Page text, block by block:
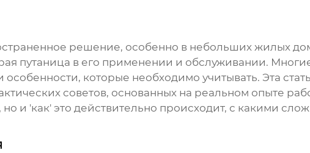
решение, особенно в небольших жилых
путаница в его применении и обслуживании.
которые необходимо учитывать. Эта
советов, основанных на реальном опыте
и 'как' это действительно происходит, с какими